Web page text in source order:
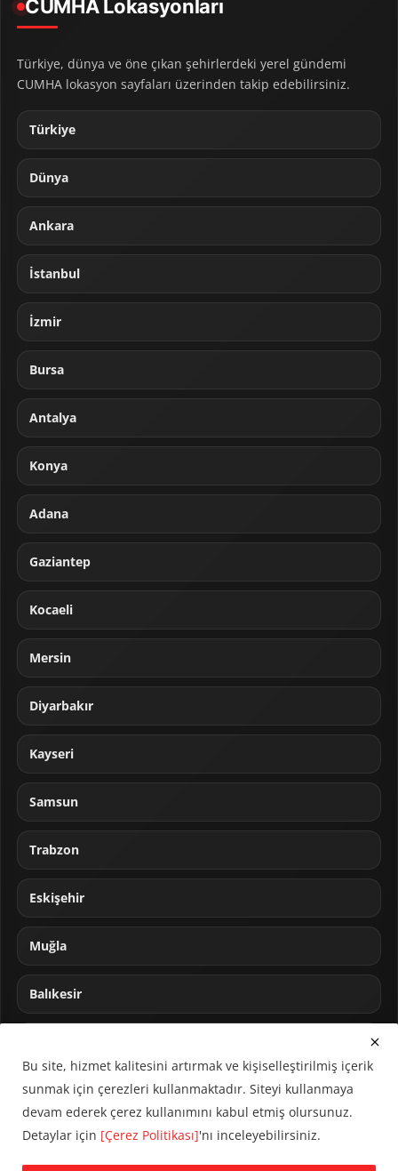
CUMHA Lokasyonları
Türkiye, dünya ve öne çıkan şehirlerdeki yerel gündemi
CUMHA lokasyon sayfaları üzerinden takip edebilirsiniz.
Türkiye
Dünya
Ankara
İstanbul
İzmir
Bursa
Antalya
Konya
Adana
Gaziantep
Kocaeli
Mersin
Diyarbakır
Kayseri
Samsun
Trabzon
Eskişehir
Muğla
Balıkesir
Bu site, hizmet kalitesini artırmak ve kişiselleştirilmiş içerik
sunmak için çerezleri kullanmaktadır. Siteyi kullanmaya
devam ederek çerez kullanımını kabul etmiş olursunuz.
Detaylar için [Çerez Politikası]'nı inceleyebilirsiniz.